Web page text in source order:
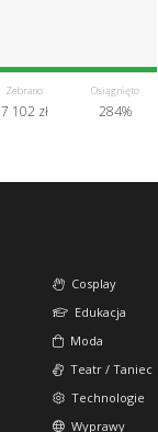
Zebrano
7 102 zł
Osiągnięto
284%
Cosplay
Edukacja
Moda
Teatr / Taniec
Technologie
Wyprawy